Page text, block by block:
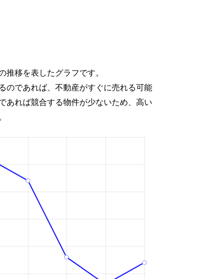
移を表したグラフです。
のであれば、不動産がすぐに売れる可能
あれば競合する物件が少ないため、高い